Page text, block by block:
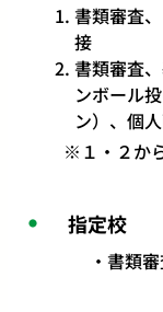
書類審査
接
書類審査
ンボール
ン）、個
※１・２か
指定校
書類